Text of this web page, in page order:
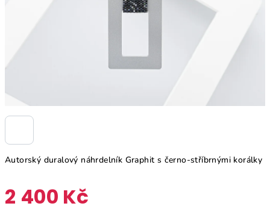
Autorský duralový náhrdelník Graphit s černo-stříbrnými korálky
2 400 Kč